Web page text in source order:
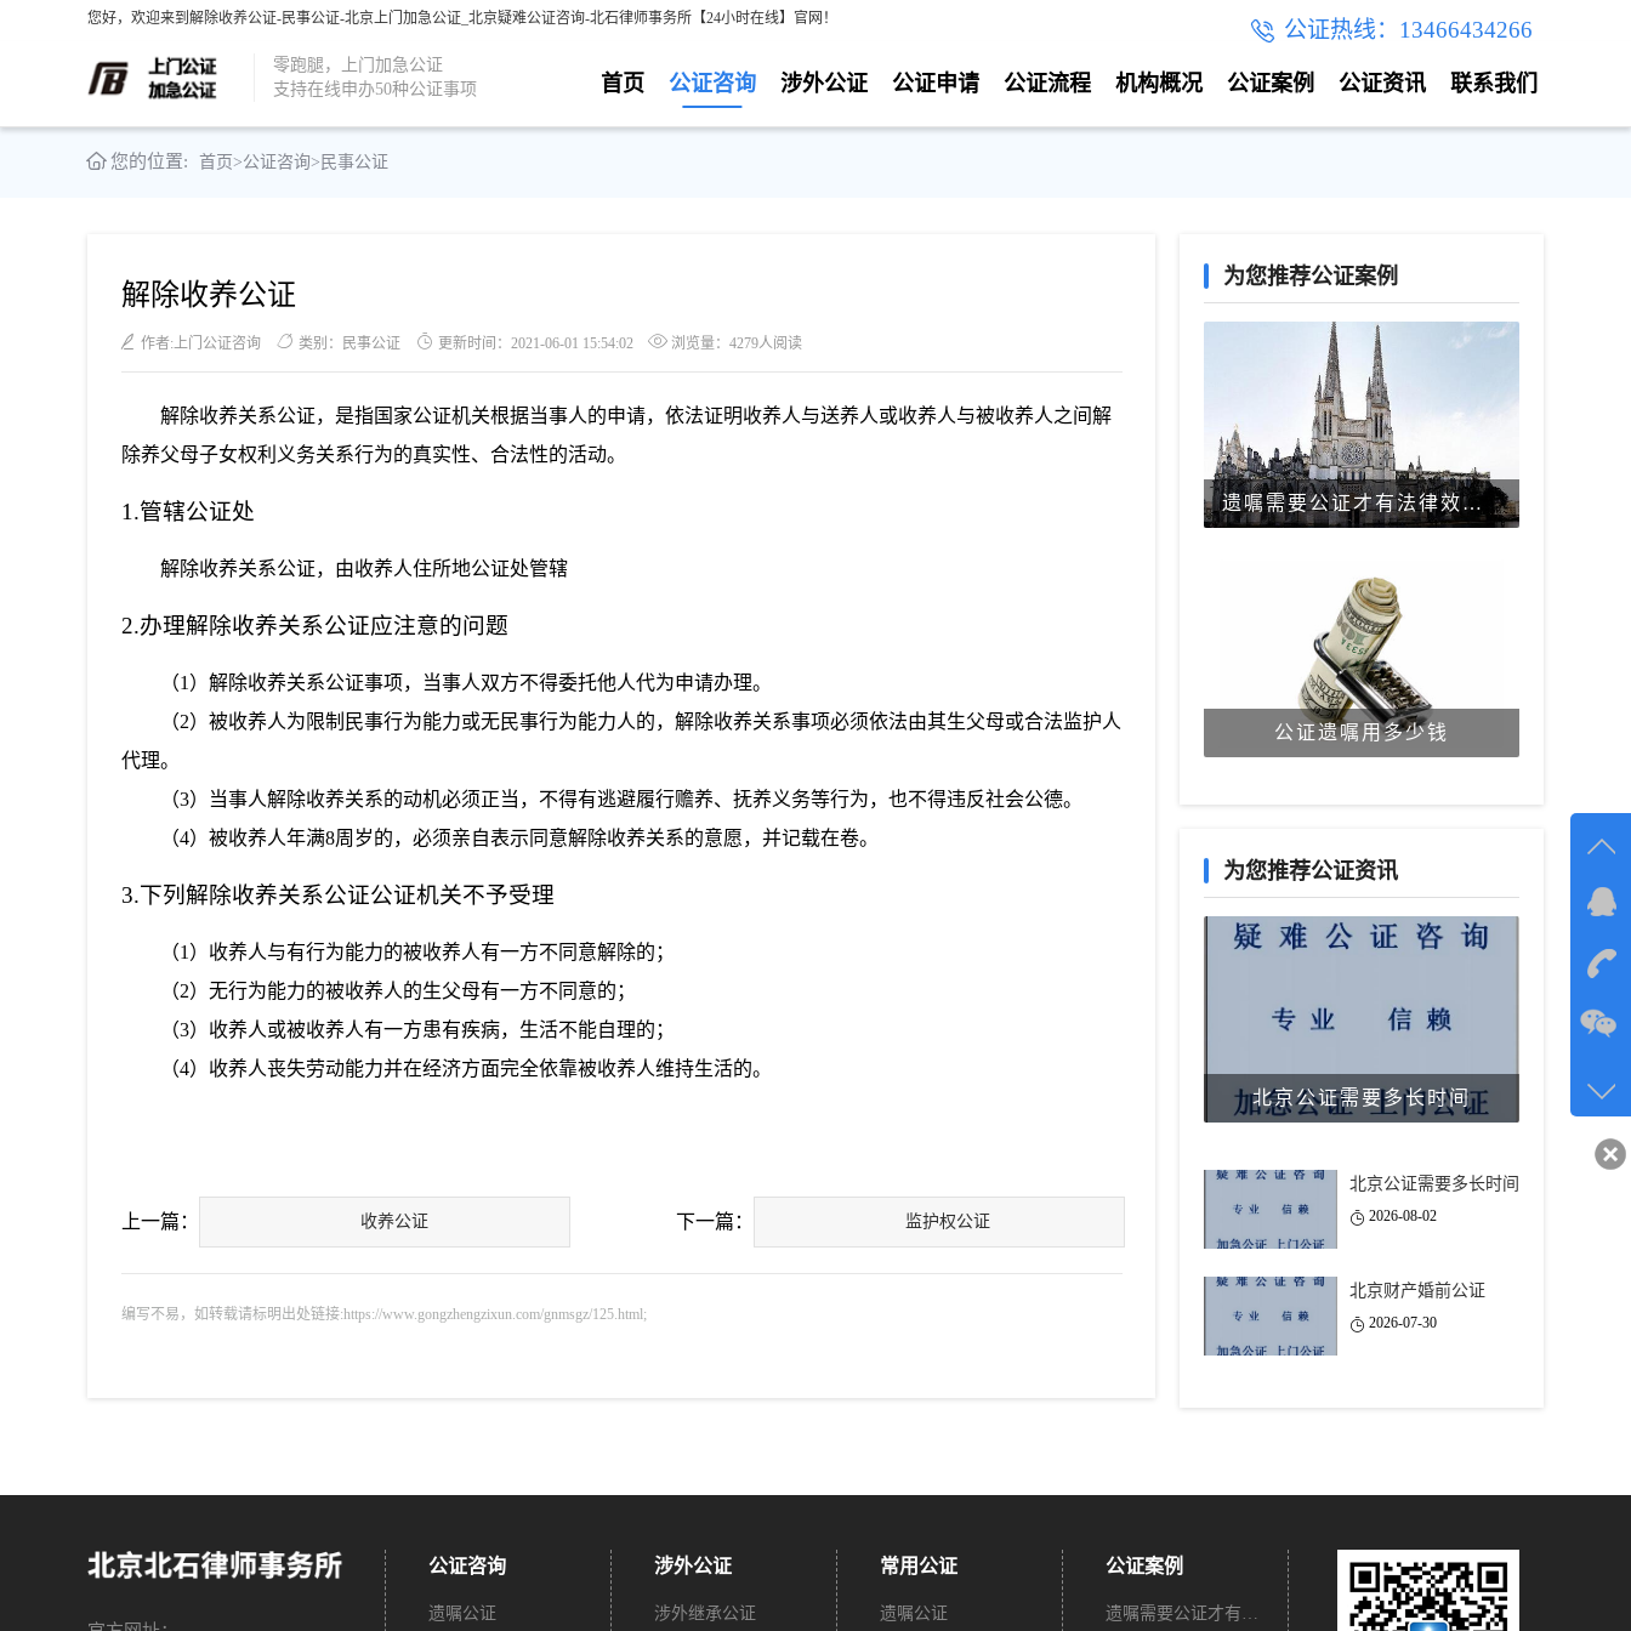
您好，欢迎来到解除收养公证-民事公证-北京上门加急公证_北京疑难公证咨询-北石律师事务所【24小时在线】官网！ 公证热线：13466434266
零跑腿，上门加急公证
支持在线申办50种公证事项
联系我们
公证资讯
公证案例
机构概况
公证流程
公证申请
涉外公证
公证咨询
首页
您的位置: 首页>公证咨询> 民事公证
解除收养公证
作者:上门公证咨询 类别：民事公证 更新时间：2021-06-01 15:54:02 浏览量：4279人阅读
解除收养关系公证，是指国家公证机关根据当事人的申请，依法证明收养人与送养人或收养人与被收养人之间解
除养父母子女权利义务关系行为的真实性、合法性的活动。
1.管辖公证处
解除收养关系公证，由收养人住所地公证处管辖
2.办理解除收养关系公证应注意的问题
（1）解除收养关系公证事项，当事人双方不得委托他人代为申请办理。
（2）被收养人为限制民事行为能力或无民事行为能力人的，解除收养关系事项必须依法由其生父母或合法监护人
代理。
（3）当事人解除收养关系的动机必须正当，不得有逃避履行赡养、抚养义务等行为，也不得违反社会公德。
（4）被收养人年满8周岁的，必须亲自表示同意解除收养关系的意愿，并记载在卷。
3.下列解除收养关系公证公证机关不予受理
（1）收养人与有行为能力的被收养人有一方不同意解除的；
（2）无行为能力的被收养人的生父母有一方不同意的；
（3）收养人或被收养人有一方患有疾病，生活不能自理的；
（4）收养人丧失劳动能力并在经济方面完全依靠被收养人维持生活的。
上一篇： 收养公证 下一篇： 监护权公证
编写不易，如转载请标明出处链接:https://www.gongzhengzixun.com/gnmsgz/125.html;
为您推荐公证案例
遗嘱需要公证才有法律效力吗？
公证遗嘱用多少钱
为您推荐公证资讯
北京公证需要多长时间
北京公证需要多长时间
2026-08-02
北京财产婚前公证
2026-07-30
公证咨询
遗嘱公证
涉外公证
涉外继承公证
常用公证
遗嘱公证
公证案例
遗嘱需要公证才有法律效力吗？
在线
咨询
客服